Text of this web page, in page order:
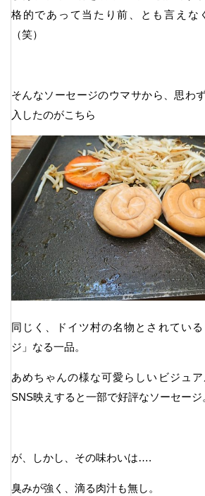
格的であって当たり前、とも言え
（笑）
そんなソーセージのウマサから、思わ
入したのがこちら
同じく、ドイツ村の名物とされてい
ジ」なる一品。
あめちゃんの様な可愛らしいビジュ
SNS映えすると一部で好評なソーセージ
が、しかし、その味わいは….
臭みが強く、滴る肉汁も無し。